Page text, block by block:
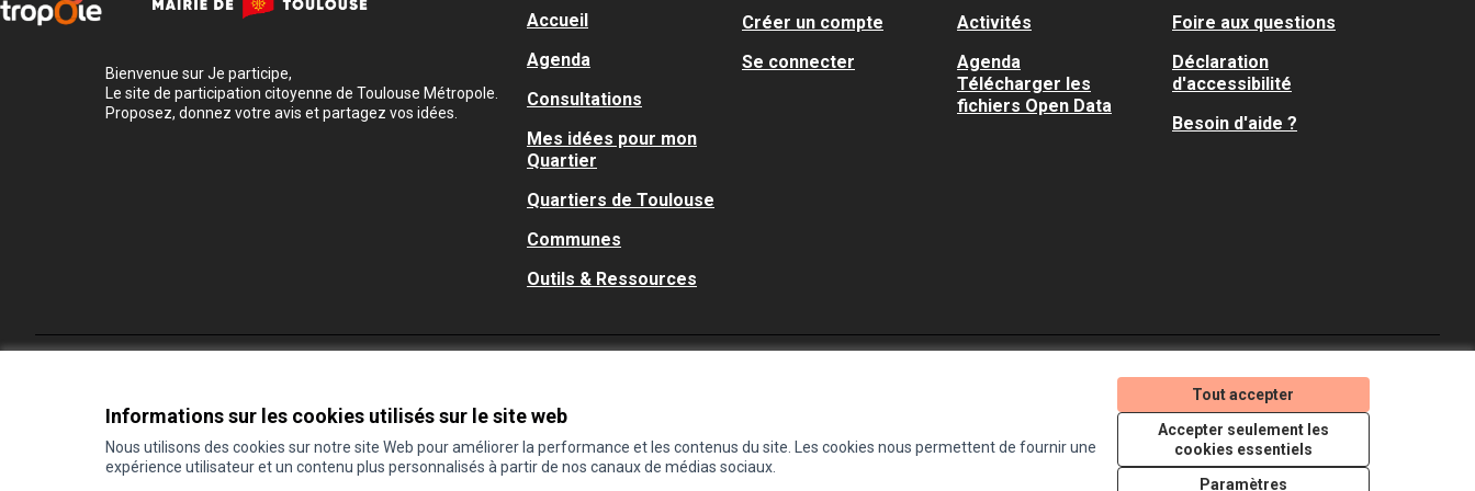
Informations sur les cookies utilisés sur le site web
Nous utilisons des cookies sur notre site Web pour améliorer la performance et les contenus du site. Les cookies nous permettent de fournir une
expérience utilisateur et un contenu plus personnalisés à partir de nos canaux de médias sociaux.
Tout accepter
Accepter seulement les
cookies essentiels
Paramètres
Bienvenue sur Je participe,
Le site de participation citoyenne de Toulouse Métropole.
Proposez, donnez votre avis et partagez vos idées.
Accueil
Agenda
Consultations
Mes idées pour mon
Quartier
Quartiers de Toulouse
Communes
Outils & Ressources
Créer un compte
Se connecter
Activités
Agenda
Télécharger les
fichiers Open Data
Foire aux questions
Déclaration
d'accessibilité
Besoin d'aide ?
(Lien externe)
(Lien externe)
(Lien externe)
Licence Creative
(Lien externe)